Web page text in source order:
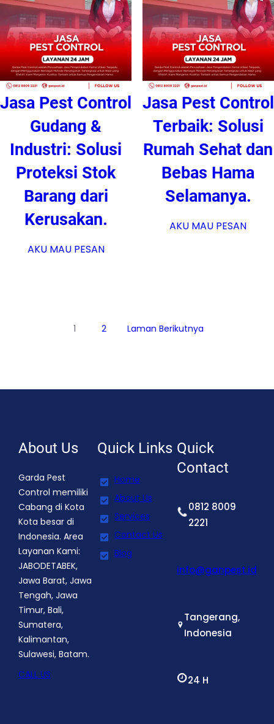
Jasa Pest Control
Gudang &
Industri: Solusi
Proteksi Stok
Barang dari
Kerusakan.
AKU MAU PESAN
Jasa Pest Control
Terbaik: Solusi
Rumah Sehat dan
Bebas Hama
Selamanya.
AKU MAU PESAN
1 2 Laman Berikutnya
About Us
Garda Pest
Control memiliki
Cabang di Kota
Kota besar di
Indonesia. Area
Layanan Kami:
JABODETABEK,
Jawa Barat, Jawa
Tengah, Jawa
Timur, Bali,
Sumatera,
Kalimantan,
Sulawesi, Batam.
CALL US
Quick Links
Home
About Us
Services
Contact Us
Blog
Quick
Contact
0812 8009
2221
info@ganpest.id
Tangerang,
Indonesia
24 H